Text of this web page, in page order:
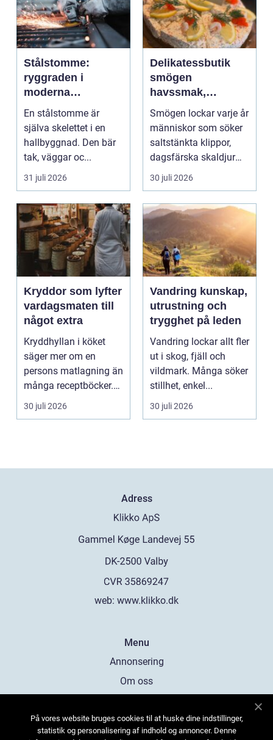
Stålstomme:
ryggraden i
moderna
hallbyggnader
En stålstomme är
själva skelettet i en
hallbyggnad. Den bär
tak, väggar oc...
31 juli 2026
Delikatessbutik
smögen
havssmak,
småskalighet och
personligt urval
Smögen lockar varje år
människor som söker
saltstänkta klippor,
dagsfärska skaldjur
och genuina smak...
30 juli 2026
Kryddor som lyfter
vardagsmaten till
något extra
Kryddhyllan i köket
säger mer om en
persons matlagning än
många receptböcker.
Med några nypor rätt
s...
30 juli 2026
Vandring kunskap,
utrustning och
trygghet på leden
Vandring lockar allt fler
ut i skog, fjäll och
vildmark. Många söker
stillhet, enkel...
30 juli 2026
Adress
web: www.klikko.dk
Menu
Annonsering
Om oss
Kontakta oss
På vores website bruges cookies til at huske dine indstillinger,
statistik og personalisering af indhold og annoncer. Denne